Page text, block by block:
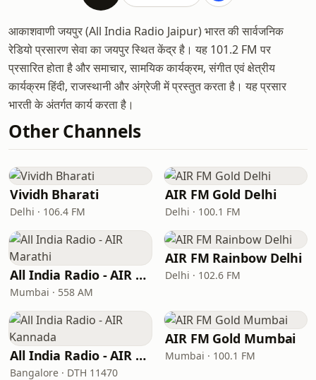
आकाशवाणी जयपुर (All India Radio Jaipur) भारत की सार्वजनिक
रेडियो प्रसारण सेवा का जयपुर स्थित केंद्र है। यह 101.2 FM पर
प्रसारित होता है और समाचार, सामयिक कार्यक्रम, संगीत एवं क्षेत्रीय
कार्यक्रम हिंदी, राजस्थानी और अंग्रेजी में प्रस्तुत करता है। यह प्रसार
भारती के अंतर्गत कार्य करता है।
Other Channels
Vividh Bharati
Delhi · 106.4 FM
AIR FM Gold Delhi
Delhi · 100.1 FM
All India Radio - AIR Marathi
Mumbai · 558 AM
AIR FM Rainbow Delhi
Delhi · 102.6 FM
All India Radio - AIR Kannada
Bangalore · DTH 11470
AIR FM Gold Mumbai
Mumbai · 100.1 FM